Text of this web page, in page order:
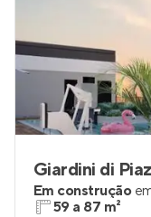
Giardini di
Em construção
59 a 87 m²